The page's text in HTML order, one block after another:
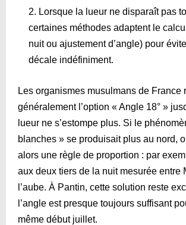
Lorsque la lueur ne disparaît pas
certaines méthodes adaptent le
nuit ou ajustement d’angle) pour
décale indéfiniment.
Les organismes musulmans de France
généralement l’option « Angle 18° »
lueur ne s’estompe plus. Si le
blanches » se produisait plus au nord,
alors une règle de proportion : par
aux deux tiers de la nuit mesurée entre
l’aube. À Pantin, cette solution reste
l’angle est presque toujours suffisant
même début juillet.